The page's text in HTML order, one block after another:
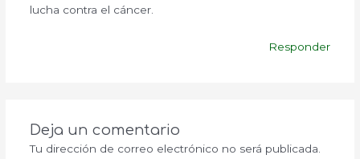
lucha contra el cáncer.
Responder
Deja un comentario
Tu dirección de correo electrónico no será publicada.